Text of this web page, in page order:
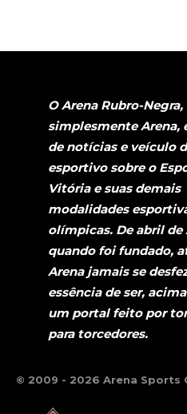
O Arena Rubro-Negra,
simplesmente Arena,
de notícias e veículo
esportivo sobre o
Vitória e suas demais
modalidades
olímpicas. De abril de
quando foi fundado,
Arena jamais se
essência de ser,
um portal feito por
para torcedores.
© 2009 - 2026 Arena Sports